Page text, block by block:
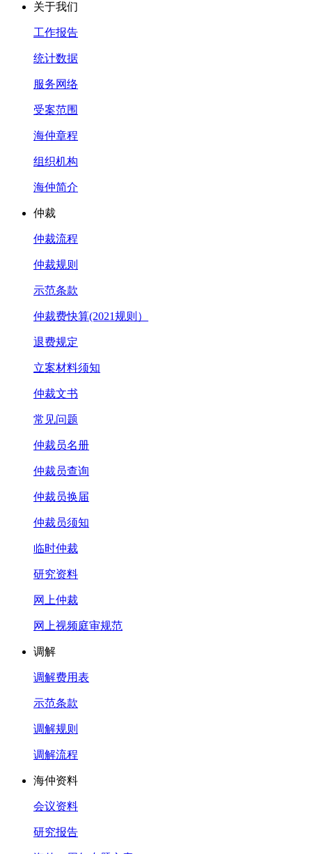
关于我们
工作报告
统计数据
服务网络
受案范围
海仲章程
组织机构
海仲简介
仲裁
仲裁流程
仲裁规则
示范条款
仲裁费快算(2021规则）
退费规定
立案材料须知
仲裁文书
常见问题
仲裁员名册
仲裁员查询
仲裁员换届
仲裁员须知
临时仲裁
研究资料
网上仲裁
网上视频庭审规范
调解
调解费用表
示范条款
调解规则
调解流程
海仲资料
会议资料
研究报告